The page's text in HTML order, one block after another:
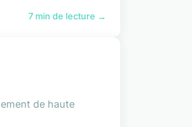
7 min de lecture →
de haute